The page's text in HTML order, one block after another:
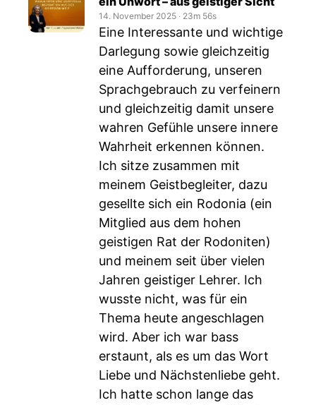
14. November 2025 ‧ 23m 56s
Eine Interessante und wichtige
Darlegung sowie gleichzeitig
eine Aufforderung, unseren
Sprachgebrauch zu verfeinern
und gleichzeitig damit unsere
wahren Gefühle unsere innere
Wahrheit erkennen können.
Ich sitze zusammen mit
meinem Geistbegleiter, dazu
gesellte sich ein Rodonia (ein
Mitglied aus dem hohen
geistigen Rat der Rodoniten)
und meinem seit über vielen
Jahren geistiger Lehrer. Ich
wusste nicht, was für ein
Thema heute angeschlagen
wird. Aber ich war bass
erstaunt, als es um das Wort
Liebe und Nächstenliebe geht.
Ich hatte schon lange das